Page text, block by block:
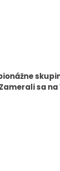
sa na